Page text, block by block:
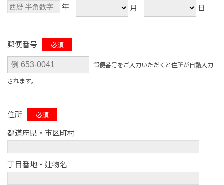
年 月 日
郵便番号 必須
郵便番号をご入力いただくと住所が自動入力
されます。
住所 必須
都道府県・市区町村
丁目番地・建物名